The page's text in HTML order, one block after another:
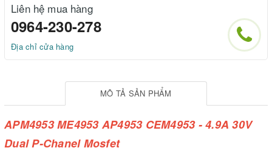
Liên hệ mua hàng
0964-230-278
Địa chỉ cửa hàng
MÔ TẢ SẢN PHẨM
APM4953 ME4953 AP4953 CEM4953 - 4.9A 30V
Dual P-Chanel Mosfet